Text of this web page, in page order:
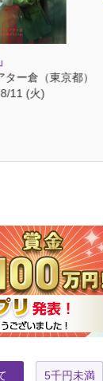
ー倉（東京都）
11 (火)
5千円未満